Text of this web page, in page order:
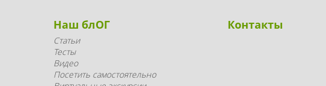
Наш блОГ
Статьи
Тесты
Видео
Посетить самостоятельно
Контакты